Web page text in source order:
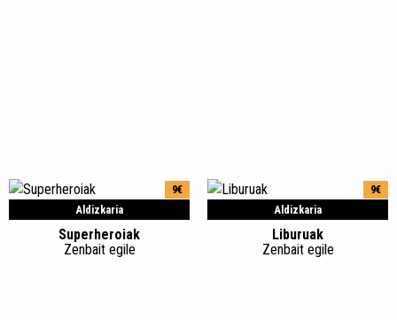
Aldizkaria
9€
Superheroiak
Zenbait egile
Aldizkaria
9€
Liburuak
Zenbait egile